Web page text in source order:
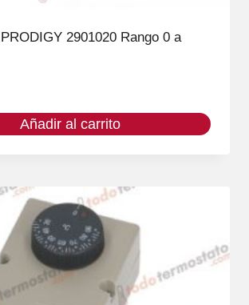
2901020 Rango 0 a
Añadir al carrito